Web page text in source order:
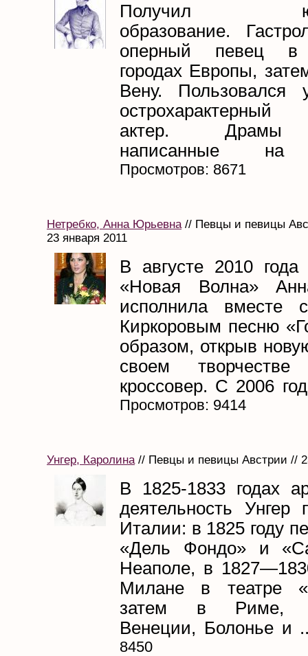
Получил
образование.
оперный певец в
городах Европы,
Вену. Пользовался
острохарактерный
актер. Драмы
написанные на
Просмотров: 8671
Нетребко, Анна Юрьевна// Певцы и певицы
23 января 2011
В августе 2010 года
«Новая Волна»
исполнила вместе
Киркоровым песню
образом, открыв
своем
кроссовер. С 2006
Просмотров: 9414
Унгер, Каролина// Певцы и певицы Австрии //
В 1825-1833 годах
деятельность Унгер
Италии: в 1825 году
«Дель Фондо» и
Неаполе, в
Милане в театре
затем в Риме,
Венеции, Болонье и
8450